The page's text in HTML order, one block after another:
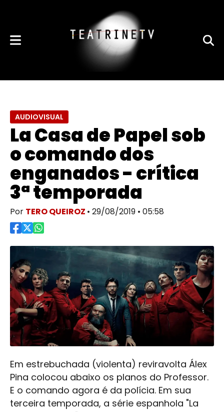
AUDIOVISUAL
La Casa de Papel sob
o comando dos
enganados - crítica
3ª temporada
Por TERO QUEIROZ • 29/08/2019 • 05:58
Em estrebuchada (violenta) reviravolta Álex
Pina colocou abaixo os planos do Professor.
E o comando agora é da polícia. Em sua
terceira temporada, a série espanhola "La